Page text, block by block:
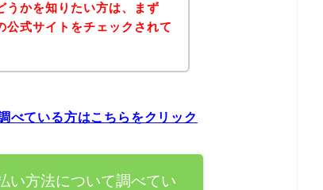
うかを知りたい方は、まず
公式サイトをチェックされて
べている方はこちらをクリック
い方法について調べてい